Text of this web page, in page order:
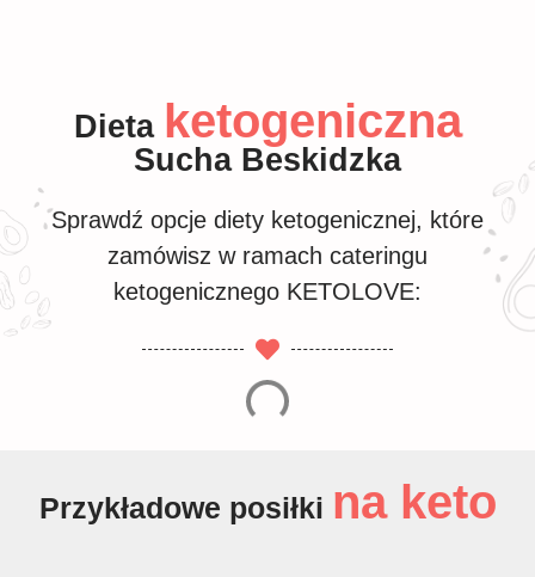
Dieta ketogeniczna
Sucha Beskidzka
Sprawdź opcje diety ketogenicznej, które
zamówisz w ramach cateringu
ketogenicznego KETOLOVE:
Przykładowe posiłki na keto